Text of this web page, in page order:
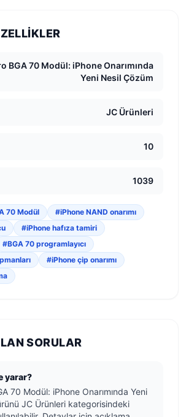
BGA 70 Modül: iPhone Onarımında
Yeni Nesil Çözüm
JC Ürünleri
10
1039
70 Modül
#iPhone NAND onarımı
#iPhone hafıza tamiri
#BGA 70 programlayıcı
#iPhone çip onarımı
SORULAR
yarar?
70 Modül: iPhone Onarımında Yeni
JC Ürünleri kategorisindeki